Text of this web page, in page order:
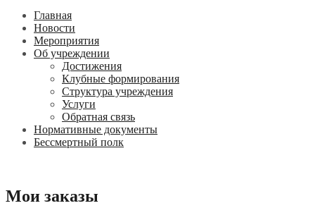
Главная
Новости
Мероприятия
Об учреждении
Достижения
Клубные формирования
Структура учреждения
Услуги
Обратная связь
Нормативные документы
Бессмертный полк
Мои заказы